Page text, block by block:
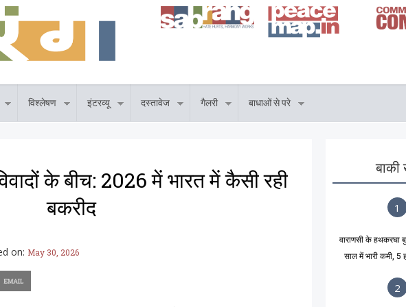
विश्लेषण इंटरव्यू दस्तावेज गैलरी बाधाओं से परे
के बीच: 2026 में भारत में कैसी रही
बकरीद
on: May 30, 2026
1
वाराणसी के हथकरघा
साल में भारी कमी, 5
2